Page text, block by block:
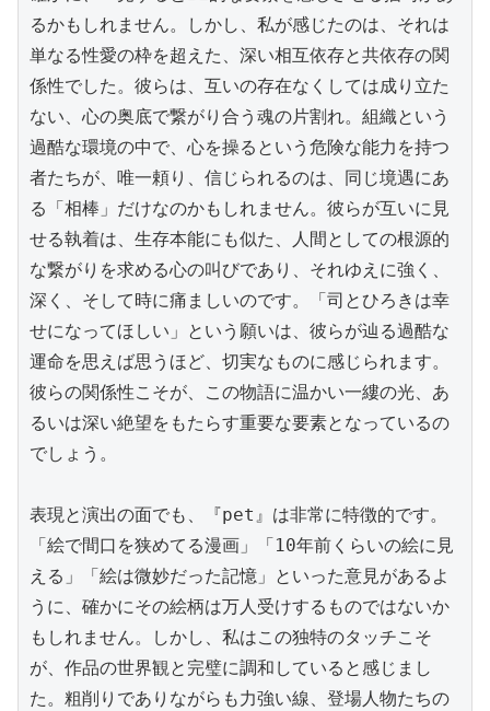
るかもしれません。しかし、私が感じたのは、それは
単なる性愛の枠を超えた、深い相互依存と共依存の関
係性でした。彼らは、互いの存在なくしては成り立た
ない、心の奥底で繋がり合う魂の片割れ。組織という
過酷な環境の中で、心を操るという危険な能力を持つ
者たちが、唯一頼り、信じられるのは、同じ境遇にあ
る「相棒」だけなのかもしれません。彼らが互いに見
せる執着は、生存本能にも似た、人間としての根源的
な繋がりを求める心の叫びであり、それゆえに強く、
深く、そして時に痛ましいのです。「司とひろきは幸
せになってほしい」という願いは、彼らが辿る過酷な
運命を思えば思うほど、切実なものに感じられます。
彼らの関係性こそが、この物語に温かい一縷の光、あ
るいは深い絶望をもたらす重要な要素となっているの
でしょう。
表現と演出の面でも、『pet』は非常に特徴的です。
「絵で間口を狭めてる漫画」「10年前くらいの絵に見
える」「絵は微妙だった記憶」といった意見があるよ
うに、確かにその絵柄は万人受けするものではないか
もしれません。しかし、私はこの独特のタッチこそ
が、作品の世界観と完璧に調和していると感じまし
た。粗削りでありながらも力強い線、登場人物たちの